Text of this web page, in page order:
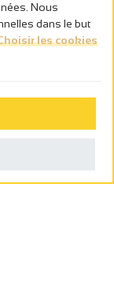
avec
Nous
dans le but
les cookies